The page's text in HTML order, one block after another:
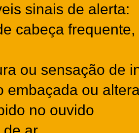
sinais de alerta:
cabeça
ou sensação de
embaçada ou
no ouvido